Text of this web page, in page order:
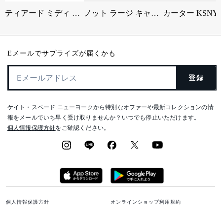
ティアード ミディ ドレス ノット ラージ キャリーオール
Eメールでサプライズが届くかも
登録
ケイト・スペード ニューヨークから特別なオファーや最新コレクションの情
報をメールでいち早く受け取りませんか？いつでも停止いただけます。
個人情報保護方針をご確認ください。
個人情報保護方針 オンラインショップ利用規約